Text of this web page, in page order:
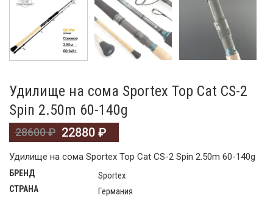
Удилище на сома Sportex Top Cat CS-2
Spin 2.50m 60-140g
28600₽ 22880 ₽
Удилище на сома Sportex Top Cat CS-2 Spin 2.50m 60-140g
БРЕНД Sportex
СТРАНА
Германия